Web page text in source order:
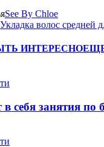
See By Chloe
Укладка волос средней
ИНТЕРЕСНО
себя занятия по